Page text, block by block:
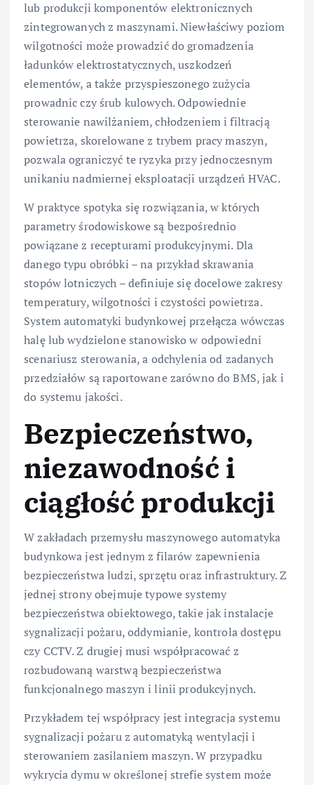
lub produkcji komponentów elektronicznych
zintegrowanych z maszynami. Niewłaściwy poziom
wilgotności może prowadzić do gromadzenia
ładunków elektrostatycznych, uszkodzeń
elementów, a także przyspieszonego zużycia
prowadnic czy śrub kulowych. Odpowiednie
sterowanie nawilżaniem, chłodzeniem i filtracją
powietrza, skorelowane z trybem pracy maszyn,
pozwala ograniczyć te ryzyka przy jednoczesnym
unikaniu nadmiernej eksploatacji urządzeń HVAC.
W praktyce spotyka się rozwiązania, w których
parametry środowiskowe są bezpośrednio
powiązane z recepturami produkcyjnymi. Dla
danego typu obróbki – na przykład skrawania
stopów lotniczych – definiuje się docelowe zakresy
temperatury, wilgotności i czystości powietrza.
System automatyki budynkowej przełącza wówczas
halę lub wydzielone stanowisko w odpowiedni
scenariusz sterowania, a odchylenia od zadanych
przedziałów są raportowane zarówno do BMS, jak i
do systemu jakości.
Bezpieczeństwo,
niezawodność i
ciągłość produkcji
W zakładach przemysłu maszynowego automatyka
budynkowa jest jednym z filarów zapewnienia
bezpieczeństwa ludzi, sprzętu oraz infrastruktury. Z
jednej strony obejmuje typowe systemy
bezpieczeństwa obiektowego, takie jak instalacje
sygnalizacji pożaru, oddymianie, kontrola dostępu
czy CCTV. Z drugiej musi współpracować z
rozbudowaną warstwą bezpieczeństwa
funkcjonalnego maszyn i linii produkcyjnych.
Przykładem tej współpracy jest integracja systemu
sygnalizacji pożaru z automatyką wentylacji i
sterowaniem zasilaniem maszyn. W przypadku
wykrycia dymu w określonej strefie system może